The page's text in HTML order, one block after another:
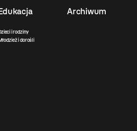
i rodziny
i dorośli
Archiwum